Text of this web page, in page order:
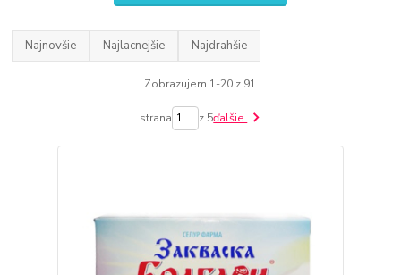
Najnovšie Najlacnejšie Najdrahšie
Zobrazujem 1-20 z 91
strana z 5ďalšie